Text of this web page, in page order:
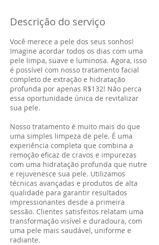
Descrição do serviço
Você merece a pele dos seus sonhos!
Imagine acordar todos os dias com uma
pele limpa, suave e luminosa. Agora, isso
é possível com nosso tratamento facial
completo de extração e hidratação
profunda por apenas R$132! Não perca
essa oportunidade única de revitalizar
sua pele.
Nosso tratamento é muito mais do que
uma simples limpeza de pele. É uma
experiência completa que combina a
remoção eficaz de cravos e impurezas
com uma hidratação profunda que nutre
e rejuvenesce sua pele. Utilizamos
técnicas avançadas e produtos de alta
qualidade para garantir resultados
impressionantes desde a primeira
sessão. Clientes satisfeitos relatam uma
transformação visível e duradoura, com
uma pele mais saudável, uniforme e
radiante.